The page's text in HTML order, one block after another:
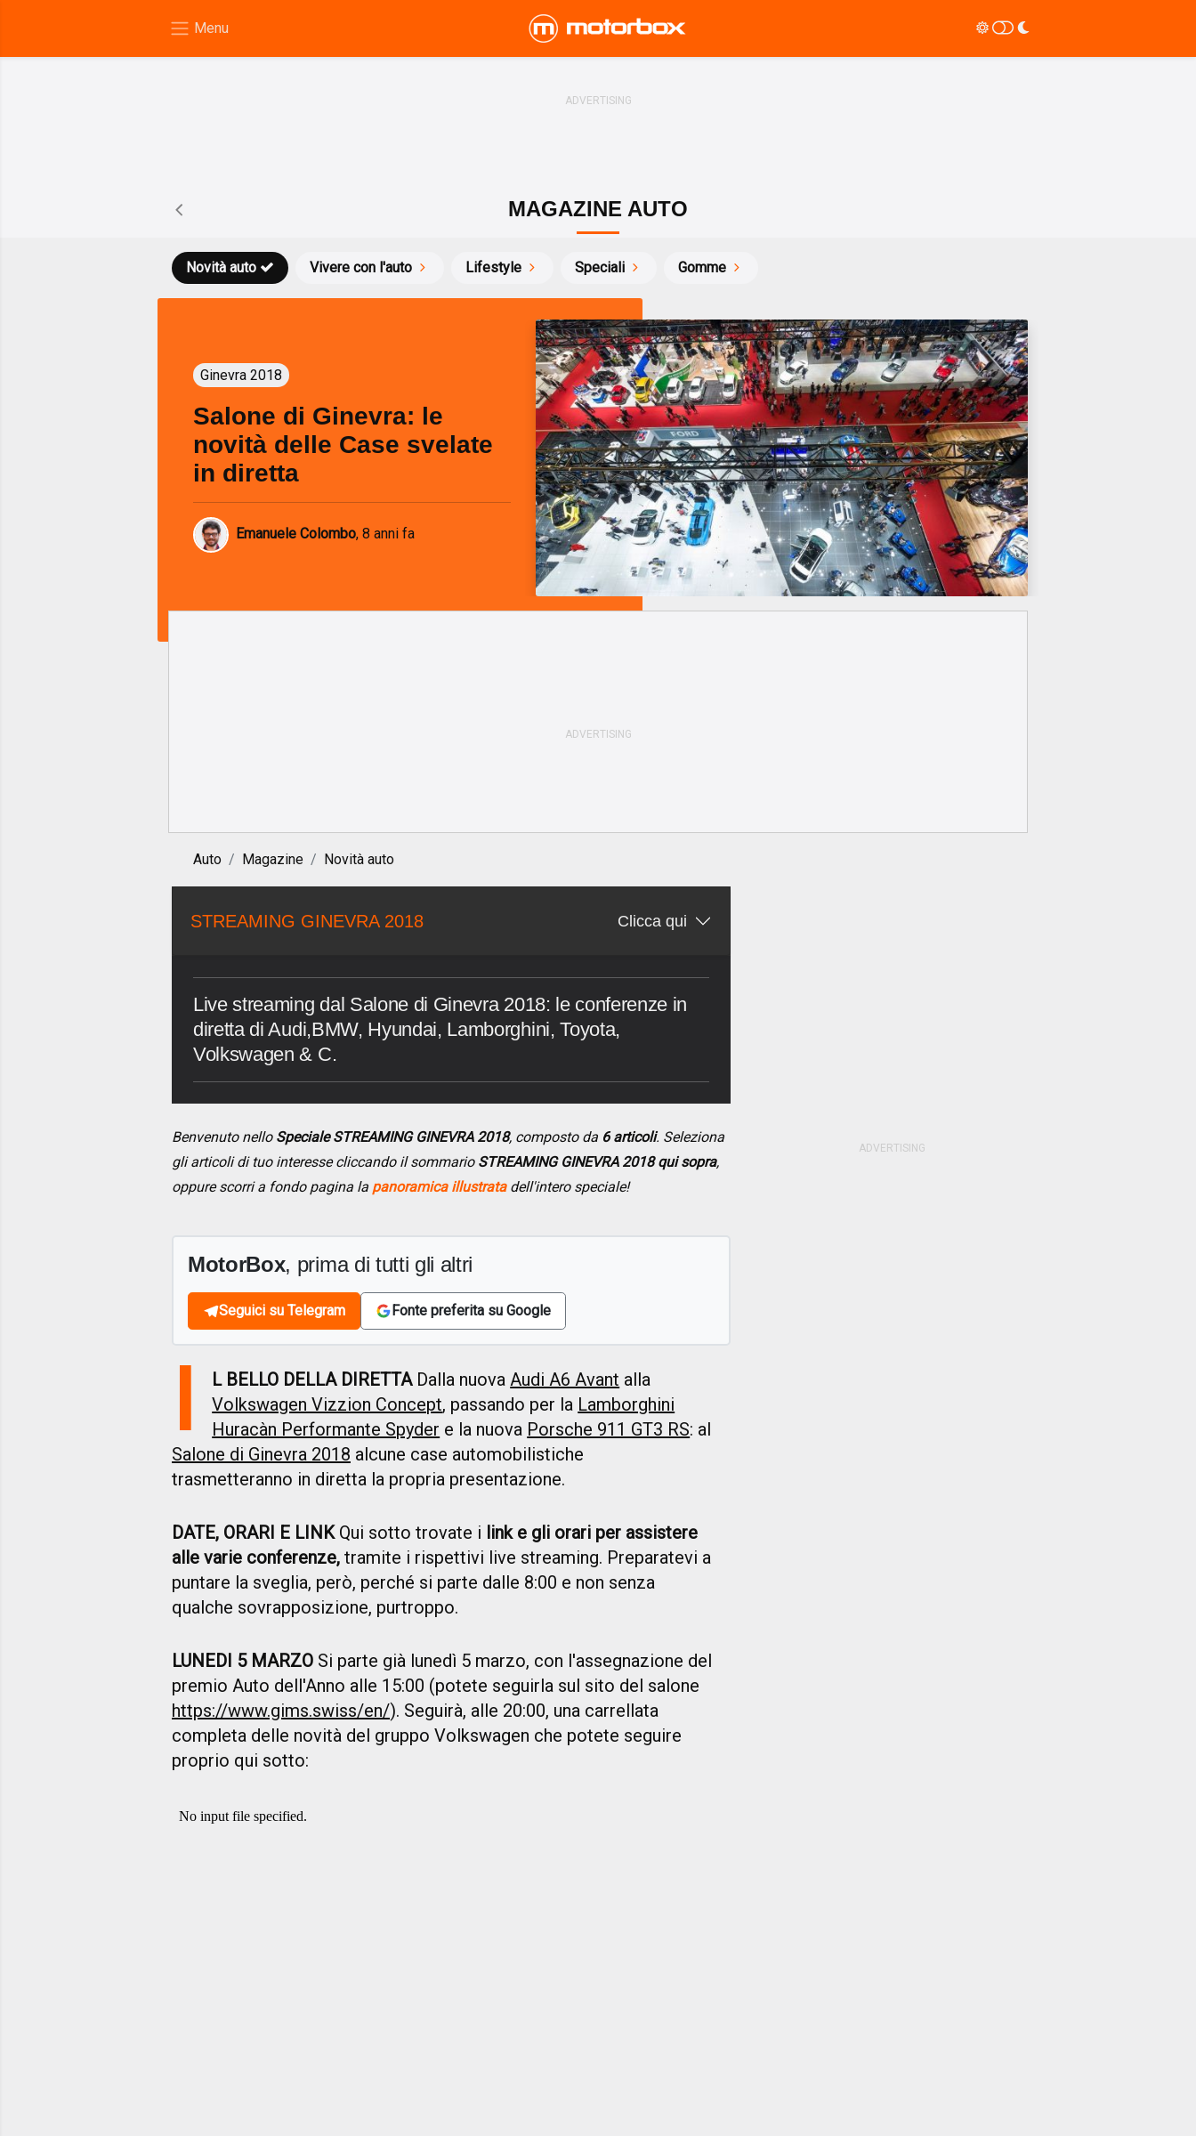
MAGAZINE AUTO
Novità auto Vivere con l'auto Lifestyle Speciali Gomme
Ginevra 2018
Salone di Ginevra: le
novità delle Case svelate
in diretta
Emanuele Colombo, 8 anni fa
Auto Magazine Novità auto
STREAMING GINEVRA 2018 Clicca qui
Live streaming dal Salone di Ginevra 2018: le conferenze in
diretta di Audi,BMW, Hyundai, Lamborghini, Toyota,
Volkswagen & C.
Benvenuto nello Speciale STREAMING GINEVRA 2018, composto da 6 articoli. Seleziona
gli articoli di tuo interesse cliccando il sommario STREAMING GINEVRA 2018 qui sopra,
oppure scorri a fondo pagina la panoramica illustratadell'intero speciale!
MotorBox, prima di tutti gli altri
Seguici su Telegram Fonte preferita su Google
L BELLO DELLA DIRETTADalla nuovaAudi A6 Avant alla
Volkswagen Vizzion Concept, passando per la Lamborghini
Huracàn Performante Spyder e la nuova Porsche 911 GT3 RS: al
Salone di Ginevra 2018 alcune case automobilistiche
trasmetteranno in diretta la propria presentazione.
DATE, ORARI E LINKQui sotto trovate i link e gli orari per assistere
alle varie conferenze, tramite i rispettivi live streaming. Preparatevi a
puntare la sveglia, però, perché si parte dalle 8:00 e non senza
qualche sovrapposizione, purtroppo.
LUNEDI 5 MARZO Si parte già lunedì 5 marzo, con l'assegnazione del
premio Auto dell'Anno alle 15:00 (potete seguirla sul sito del salone
https://www.gims.swiss/en/). Seguirà, alle 20:00, una carrellata
completa delle novità del gruppo Volkswagen che potete seguire
proprio qui sotto: